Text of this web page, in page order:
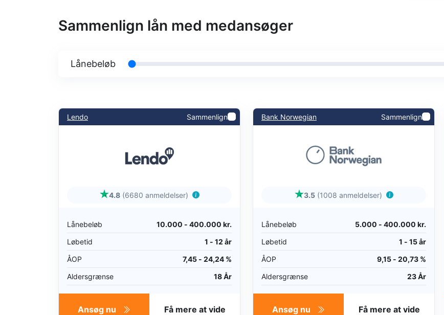
Sammenlign lån med medansøger
Lånebeløb
Lendo Sammenlign
4.8 (6680 anmeldelser)
Lånebeløb
10.000 - 400.000 kr.
Løbetid
1 - 12 år
ÅOP
7,45 - 24,24 %
Aldersgrænse
18 År
Ansøg nu Få mere at vide
Bank Norwegian Sammenlign
3.5 (1008 anmeldelser)
Lånebeløb
5.000 - 400.000 kr.
Løbetid
1 - 15 år
ÅOP
9,15 - 20,73 %
Aldersgrænse
23 År
Ansøg nu Få mere at vide